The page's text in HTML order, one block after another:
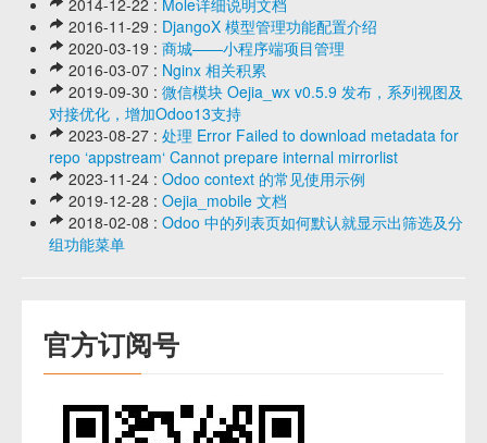
2014-12-22 : Mole详细说明文档
2016-11-29 : DjangoX 模型管理功能配置介绍
2020-03-19 : 商城——小程序端项目管理
2016-03-07 : Nginx 相关积累
2019-09-30 : 微信模块 Oejia_wx v0.5.9 发布，系列视图及
对接优化，增加Odoo13支持
2023-08-27 : 处理 Error Failed to download metadata for
repo ‘appstream‘ Cannot prepare internal mirrorlist
2023-11-24 : Odoo context 的常见使用示例
2019-12-28 : Oejia_mobile 文档
2018-02-08 : Odoo 中的列表页如何默认就显示出筛选及分
组功能菜单
官方订阅号